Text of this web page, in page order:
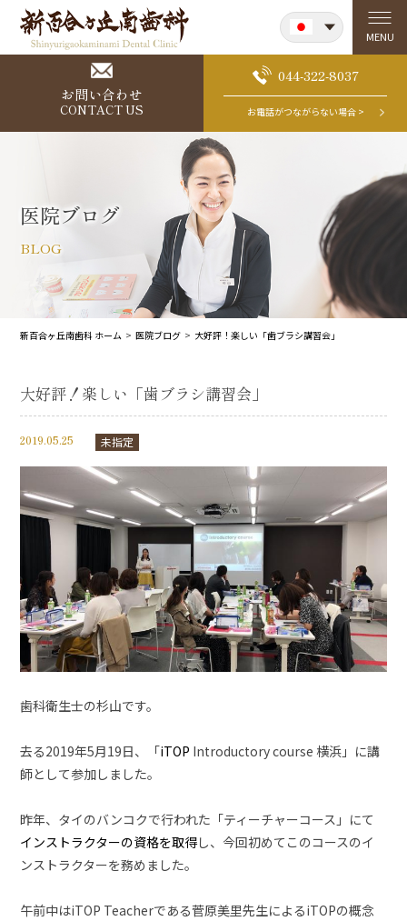
English
MENU
お問い合わせ
CONTACT US
044-322-8037
お電話がつながらない場合 >
医院ブログ
BLOG
新百合ヶ丘南歯科 ホーム 医院ブログ 大好評！楽しい「歯ブラシ講習会」
大好評！楽しい「歯ブラシ講習会」
2019.05.25 未指定
歯科衛生士の杉山です。
去る2019年5月19日、「iTOP Introductory course 横浜」に講
師として参加しました。
昨年、タイのバンコクで行われた「ティーチャーコース」にて
インストラクターの資格を取得し、今回初めてこのコースのイ
ンストラクターを務めました。
午前中はiTOP Teacherである菅原美里先生によるiTOPの概念